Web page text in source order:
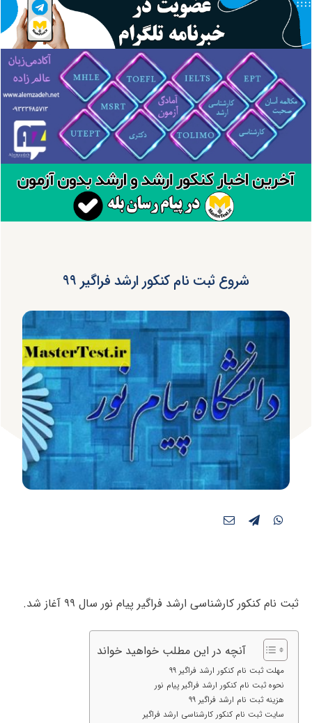
شروع ثبت نام کنکور ارشد فراگیر ۹۹
ثبت نام کنکور کارشناسی ارشد فراگیر پیام نور سال ۹۹ آغاز شد.
آنچه در این مطلب خواهید خواند
مهلت ثبت نام کنکور ارشد فراگیر ۹۹
نحوه ثبت نام کنکور ارشد فراگیر پیام نور
هزینه ثبت نام ارشد فراگیر ۹۹
سایت ثبت نام کنکور کارشناسی ارشد فراگیر